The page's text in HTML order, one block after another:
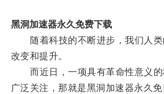
黑洞加速器永久免费下载
随着科技的不断进步，我们人类
改变和提升。
而近日，一项具有革命性意义的
广泛关注，那就是黑洞加速器永久免